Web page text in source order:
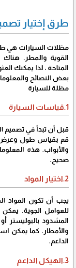
طرق إختيار
مظلات السيارات هي
القوية والمطر. هناك
المتاحة ، لذا يمكنك
بعض النصائح
مظلة للسيارة
1.قياسات السيارة
قبل أن تبدأ في تصميم
قم بقياس طول وعرض
والأبواب. هذه
صحيح.
2.اختيار المواد
يجب أن تكون المواد
للعوامل الجوية.
المشدود بالبوليستر
والأمطار. كما يمكن
الداعم.
3.الهيكل الداعم